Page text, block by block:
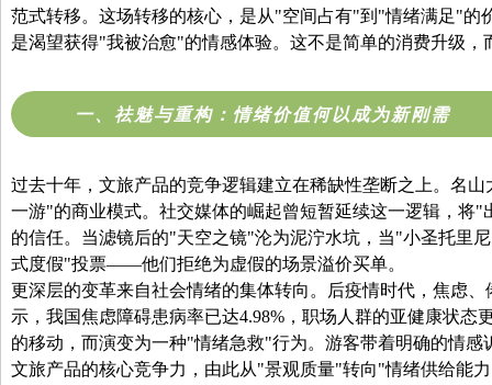
范式转移。这场转移的核心，是从"空间占有"到"情绪满足"
是渴望获得"我被治愈"的情感体验。这不是简单的消费升级
一、祛魅与重构：情绪价值何以成为新刚需
过去十年，文旅产品的竞争逻辑建立在稀缺性垄断之上。名
一游"的商业模式。社交媒体的崛起曾短暂延续这一逻辑，将
的信任。当滤镜后的"天空之镜"沦为泥泞水坑，当"小圣托里
式度假"投票——他们拒绝为虚假的场景溢价买单。
更深层的变革来自社会情绪的集体转向。后疫情时代，焦虑
示，我国焦虑障碍患病率已达4.98%，职场人群的亚健康状
的移动，而演变为一种"情绪急救"行为。游客带着明确的情
文旅产品的核心竞争力，由此从"景观质量"转向"情绪供给